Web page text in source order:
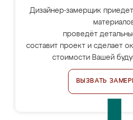
Дизайнер-замерщик
проведёт
составит проект и сделает
стоимости Вашей
ВЫЗВАТЬ